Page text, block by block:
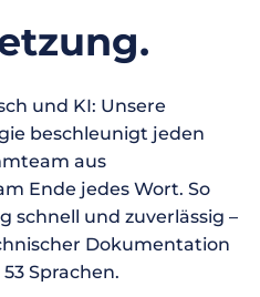
und KI: Unsere
beschleunigt jeden
aus
Ende jedes Wort. So
schnell und zuverlässig –
Dokumentation
Sprachen.